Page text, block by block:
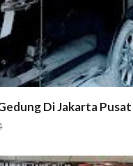
Di Jakarta Pusat